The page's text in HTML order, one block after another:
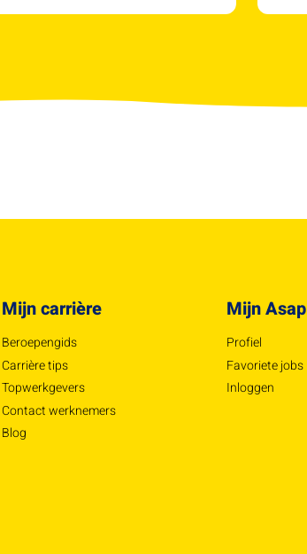
Mijn carrière
Beroepengids
Carrière tips
Topwerkgevers
Contact werknemers
Blog
Mijn Asap
Profiel
Favoriete jobs
Inloggen